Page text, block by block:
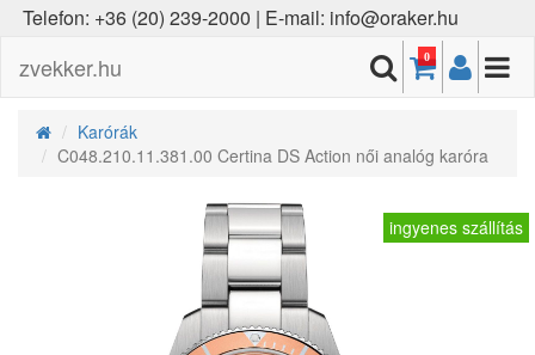
Telefon: +36 (20) 239-2000 | E-mail: info@oraker.hu
zvekker.hu 0
Karórák
C048.210.11.381.00 Certina DS Action női analóg karóra
ingyenes szállítás